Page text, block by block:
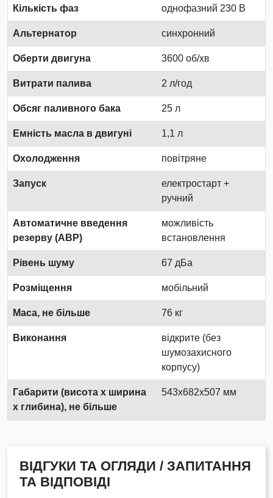
Кількість фаз однофазний 230 В
Альтернатор синхронний
Оберти двигуна 3600 об/хв
Витрати палива 2 л/год
Обсяг паливного бака 25 л
Емність масла в двигуні 1,1 л
Охолодження повітряне
Запуск
електростарт +
ручний
Автоматичне введення
резерву (АВР)
можливість
встановлення
Рівень шуму 67 дБа
Розміщення мобільний
Маса, не більше 76 кг
Виконання
відкрите (без
шумозахисного
корпусу)
Габарити (висота х ширина
х глибина), не більше
543х682х507 мм
ВІДГУКИ ТА ОГЛЯДИ / ЗАПИТАННЯ
ТА ВІДПОВІДІ